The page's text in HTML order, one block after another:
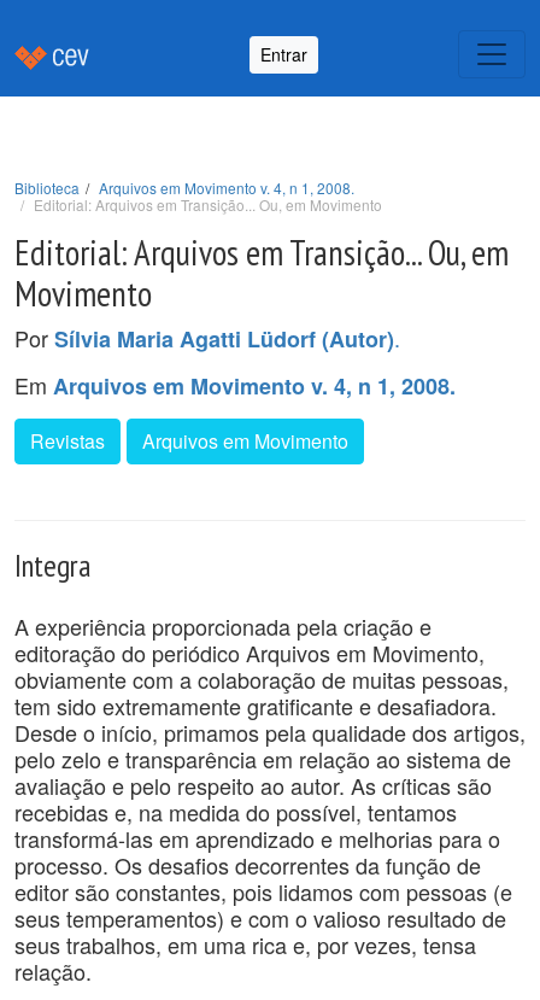
Entrar
Biblioteca
Arquivos em Movimento v. 4, n 1, 2008.
Editorial: Arquivos em Transição... Ou, em Movimento
Editorial: Arquivos em Transição... Ou, em
Movimento
PorSílvia Maria Agatti Lüdorf (Autor).
Em Arquivos em Movimento v. 4, n 1, 2008.
Revistas Arquivos em Movimento
Integra
A experiência proporcionada pela criação e
editoração do periódico Arquivos em Movimento,
obviamente com a colaboração de muitas pessoas,
tem sido extremamente gratificante e desafiadora.
Desde o início, primamos pela qualidade dos artigos,
pelo zelo e transparência em relação ao sistema de
avaliação e pelo respeito ao autor. As críticas são
recebidas e, na medida do possível, tentamos
transformá-las em aprendizado e melhorias para o
processo. Os desafios decorrentes da função de
editor são constantes, pois lidamos com pessoas (e
seus temperamentos) e com o valioso resultado de
seus trabalhos, em uma rica e, por vezes, tensa
relação.